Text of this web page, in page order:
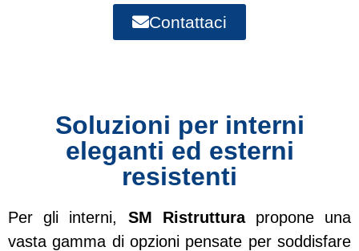
Contattaci
Soluzioni per interni
eleganti ed esterni
resistenti
Per gli interni, SM Ristruttura propone una
vasta gamma di opzioni pensate per soddisfare